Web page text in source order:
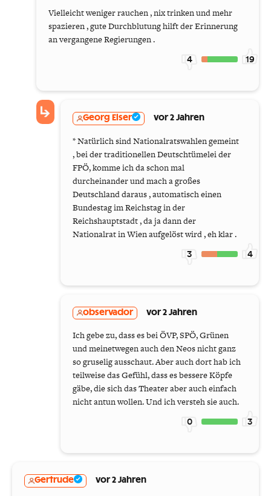
Vielleicht weniger rauchen , nix trinken und mehr
spazieren , gute Durchblutung hilft der Erinnerung
an vergangene Regierungen .
4 19
Georg Elser vor 2 Jahren
* Natürlich sind Nationalratswahlen gemeint
, bei der traditionellen Deutschtümelei der
FPÖ, komme ich da schon mal
durcheinander und mach a großes
Deutschland daraus , automatisch einen
Bundestag im Reichstag in der
Reichshauptstadt , da ja dann der
Nationalrat in Wien aufgelöst wird , eh klar .
3 4
observador vor 2 Jahren
Ich gebe zu, dass es bei ÖVP, SPÖ, Grünen
und meinetwegen auch den Neos nicht ganz
so gruselig ausschaut. Aber auch dort hab ich
teilweise das Gefühl, dass es bessere Köpfe
gäbe, die sich das Theater aber auch einfach
nicht antun wollen. Und ich versteh sie auch.
0 3
Gertrude vor 2 Jahren